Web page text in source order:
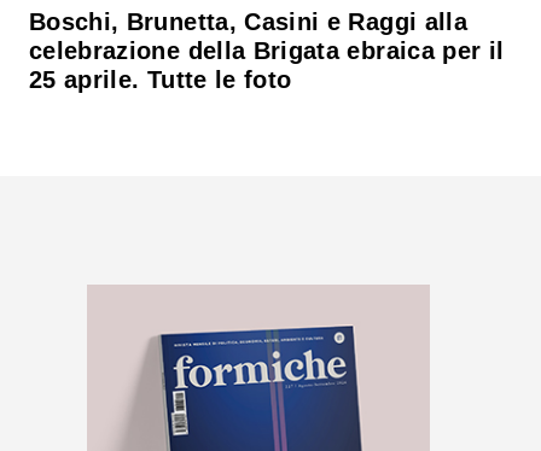
Boschi, Brunetta, Casini e Raggi alla
celebrazione della Brigata ebraica per il
25 aprile. Tutte le foto